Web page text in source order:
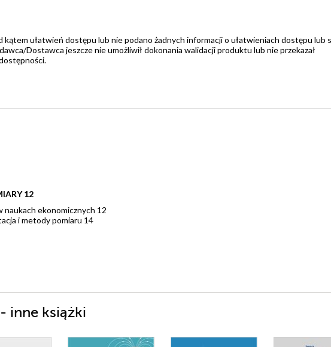
kątem ułatwień dostępu lub nie podano żadnych informacji o ułatwieniach dostępu lub
Dostawca jeszcze nie umożliwił dokonania walidacji produktu lub nie przekazał
12
ekonomicznych 12
i metody pomiaru 14
na podstawie indeksu Malmquista 91
inne książki